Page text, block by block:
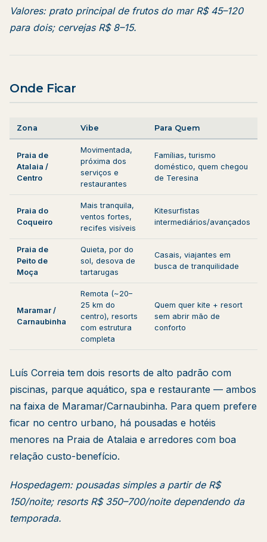
Valores: prato principal de frutos do mar R$ 45–120
para dois; cervejas R$ 8–15.
Onde Ficar
Zona Vibe Para Quem
Praia de
Atalaia /
Centro
Movimentada,
próxima dos
serviços e
restaurantes
Famílias, turismo
doméstico, quem chegou
de Teresina
Praia do
Coqueiro
Mais tranquila,
ventos fortes,
recifes visíveis
Kitesurfistas
intermediários/avançados
Praia de
Peito de
Moça
Quieta, por do
sol, desova de
tartarugas
Casais, viajantes em
busca de tranquilidade
Maramar /
Carnaubinha
Remota (~20–
25 km do
centro), resorts
com estrutura
completa
Quem quer kite + resort
sem abrir mão de
conforto
Luís Correia tem dois resorts de alto padrão com
piscinas, parque aquático, spa e restaurante — ambos
na faixa de Maramar/Carnaubinha. Para quem prefere
ficar no centro urbano, há pousadas e hotéis
menores na Praia de Atalaia e arredores com boa
relação custo-benefício.
Hospedagem: pousadas simples a partir de R$
150/noite; resorts R$ 350–700/noite dependendo da
temporada.